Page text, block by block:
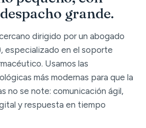
grande.
dirigido por un abogado
especializado en el soporte
Usamos las
más modernas para que la
no se note: comunicación ágil,
y respuesta en tiempo